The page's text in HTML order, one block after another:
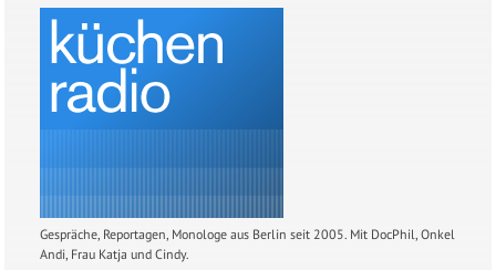
Gespräche, Reportagen, Monologe aus Berlin seit 2005. Mit DocPhil, Onkel
Andi, Frau Katja und Cindy.